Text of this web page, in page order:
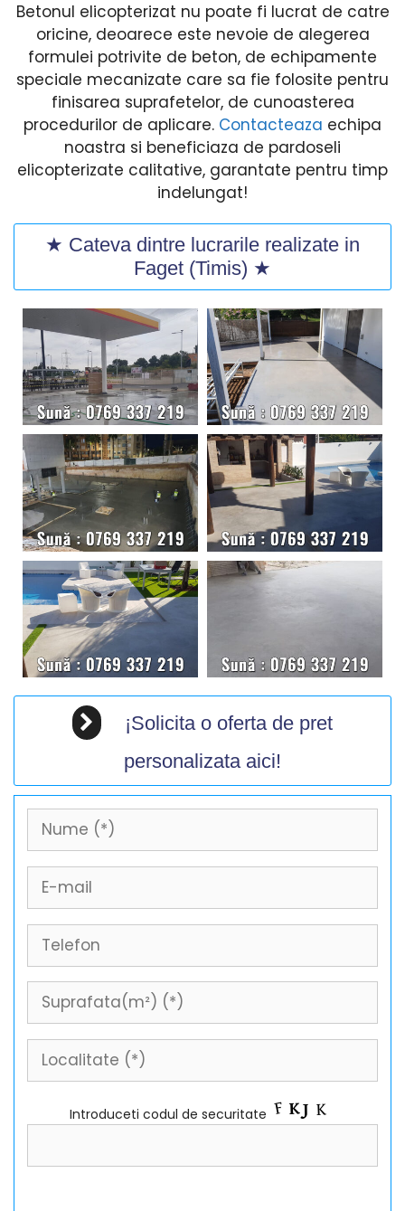
Betonul elicopterizat nu poate fi lucrat de catre
oricine, deoarece este nevoie de alegerea
formulei potrivite de beton, de echipamente
speciale mecanizate care sa fie folosite pentru
finisarea suprafetelor, de cunoasterea
procedurilor de aplicare. Contacteaza echipa
noastra si beneficiaza de pardoseli
elicopterizate calitative, garantate pentru timp
indelungat!
★ Cateva dintre lucrarile realizate in
Faget (Timis) ★
¡Solicita o oferta de pret
personalizata aici!
Introduceti codul de securitate